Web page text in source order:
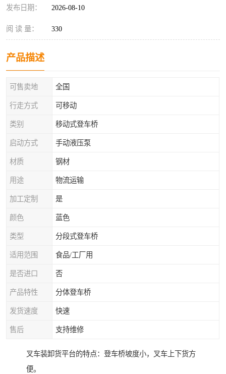
发布日期： 2026-08-10
阅 读 量： 330
产品描述
可售卖地 全国
行走方式 可移动
类别 移动式登车桥
启动方式 手动液压泵
材质 钢材
用途 物流运输
加工定制 是
颜色 蓝色
类型 分段式登车桥
适用范围 食品/工厂用
是否进口 否
产品特性 分体登车桥
发货速度 快速
售后 支持维修
叉车装卸货平台的特点：登车桥坡度小，叉车上下货方
便。